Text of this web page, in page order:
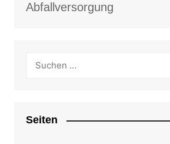
Abfallversorgung
Seiten